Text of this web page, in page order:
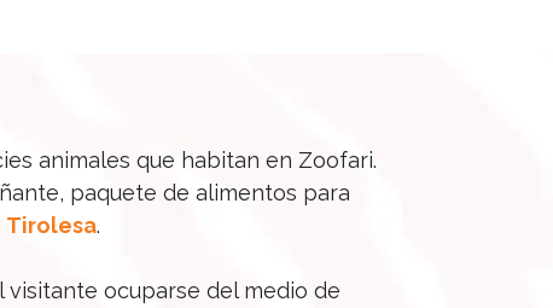
animales que habitan en Zoofari.
paquete de alimentos para
Tirolesa.
ocuparse del medio de